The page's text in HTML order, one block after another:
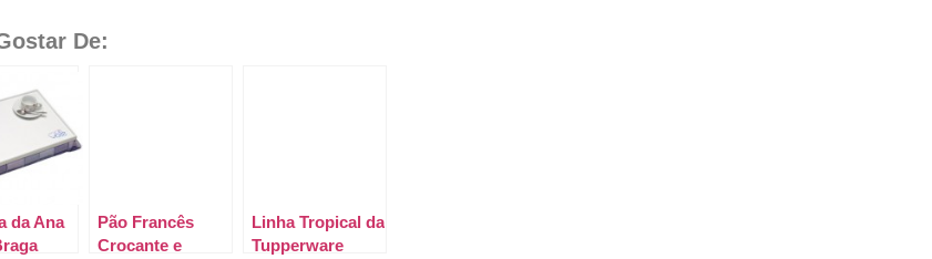
De:
da Ana
Pão Francês
Crocante e
Linha Tropical da
Tupperware